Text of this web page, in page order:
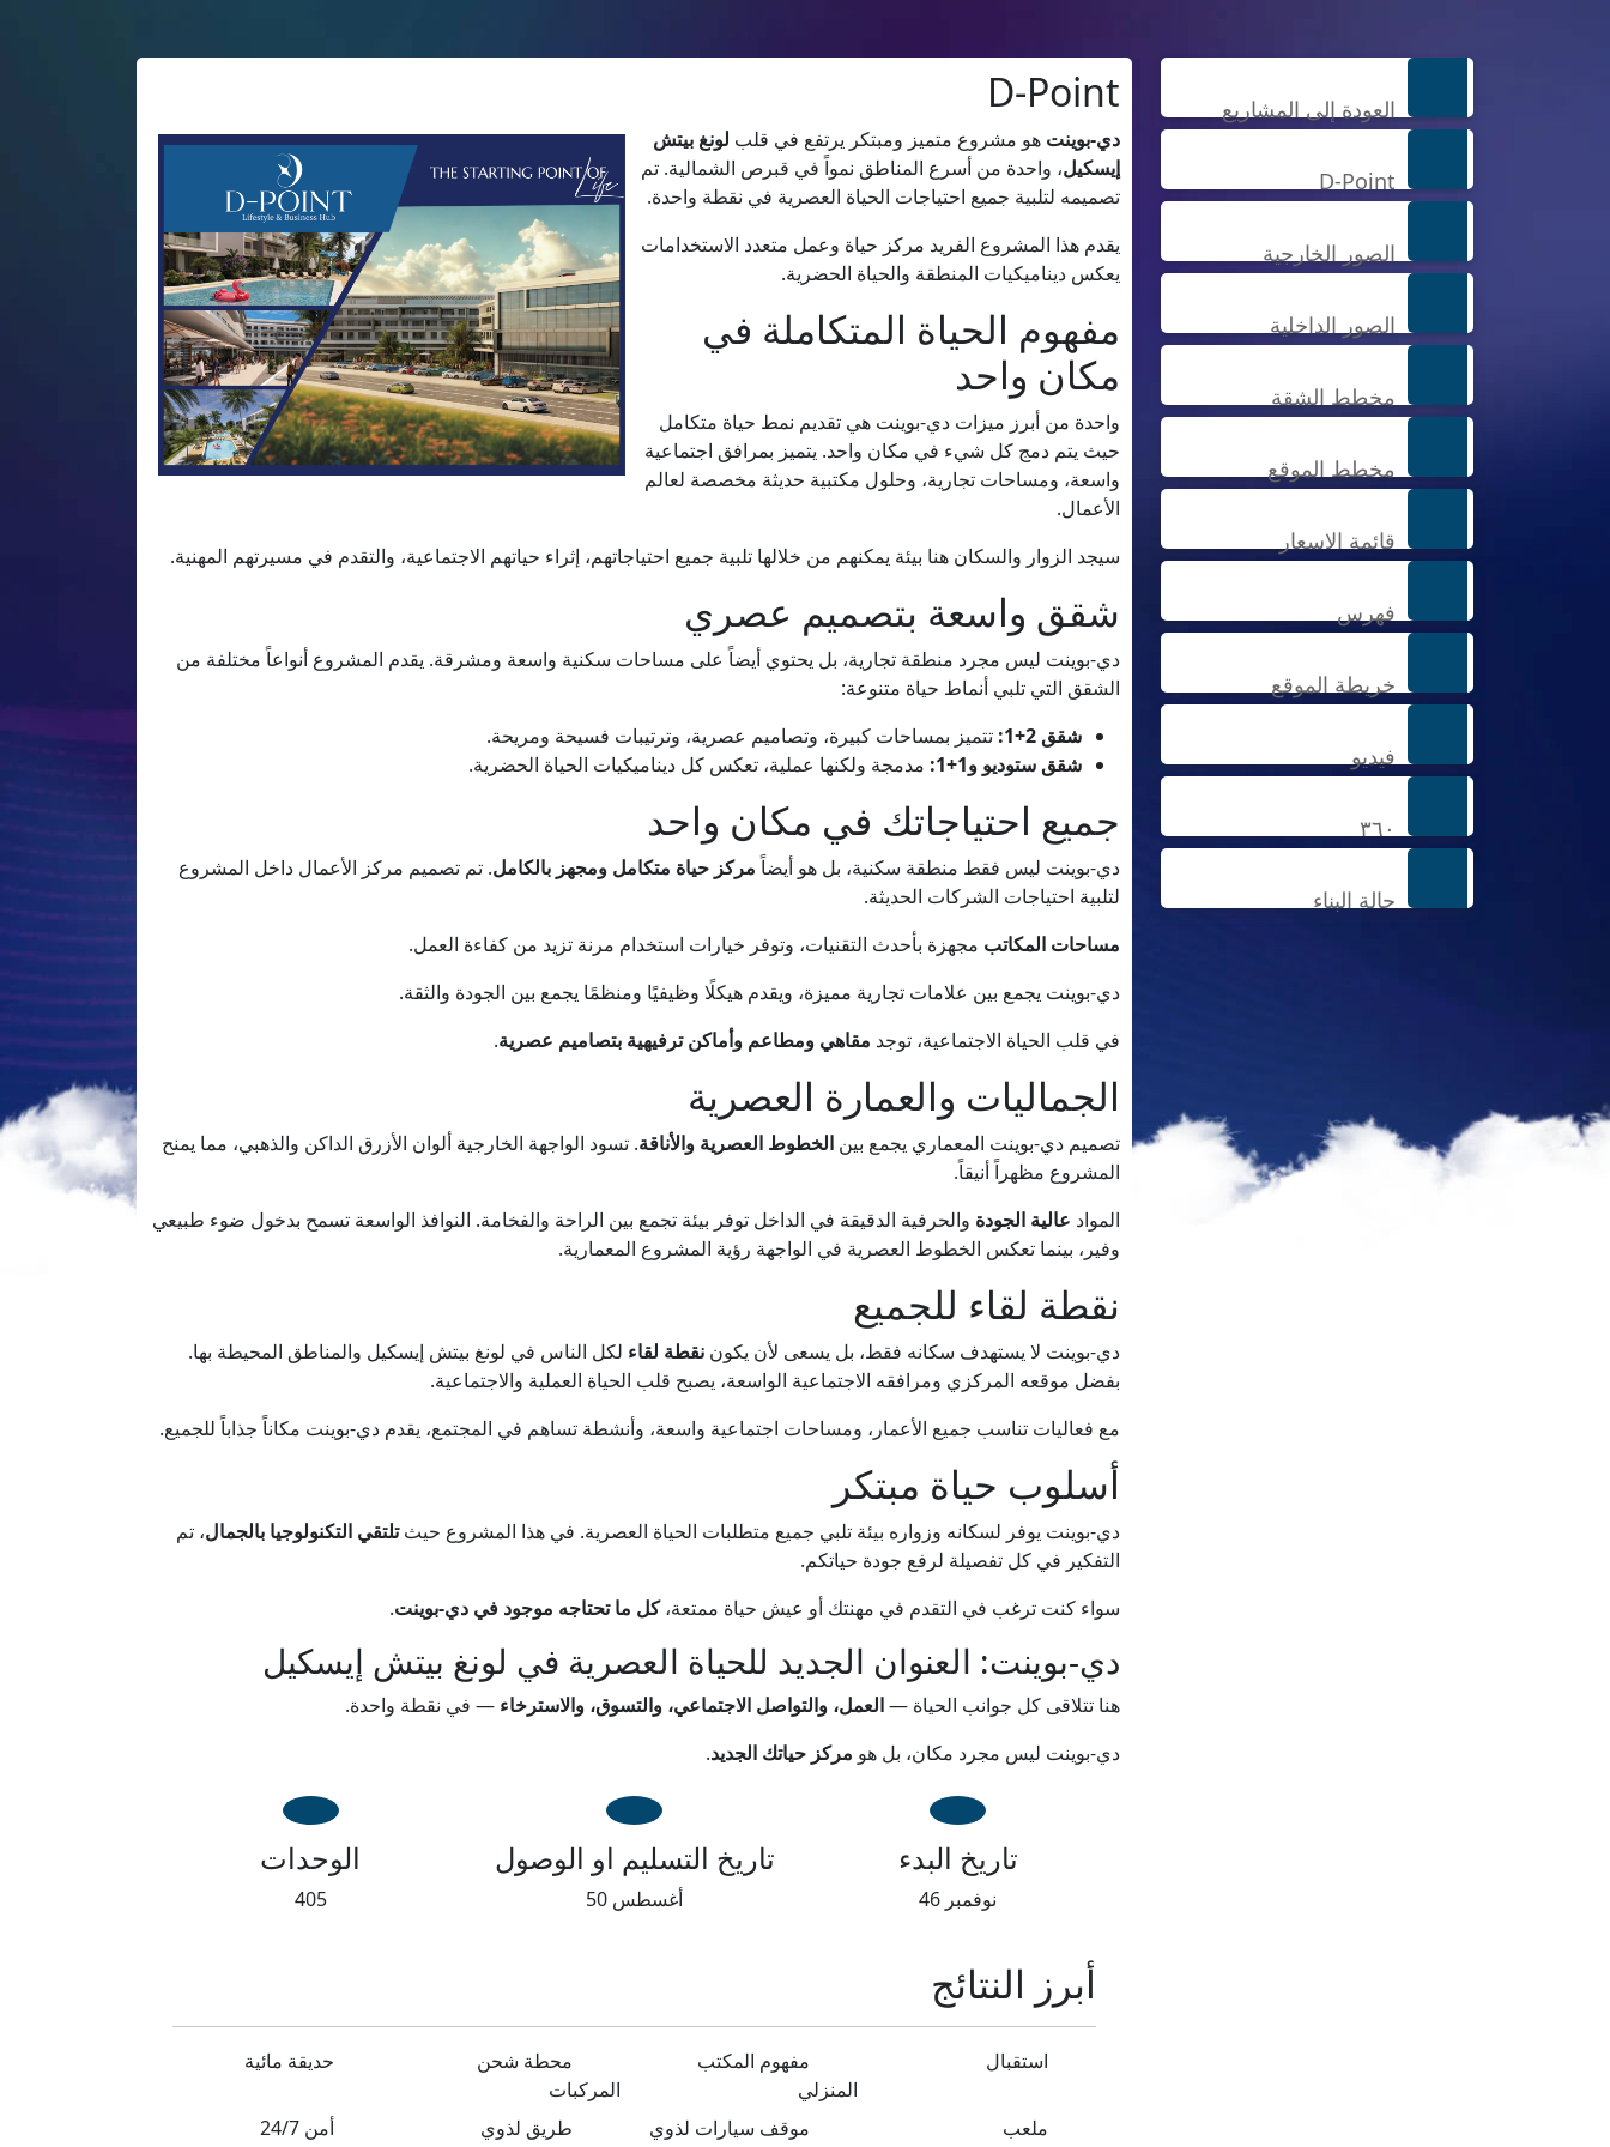
العودة إلى المشاريع
الصور الخارجية
الصور الداخلية
مخطط الشقة
مخطط الموقع
قائمة الاسعار
فهرس
خريطة الموقع
فيديو
حالة البناء
D-Point
دي-بوينت هو مشروع متميز ومبتكر يرتفع في قلب لونغ بيتش
إيسكيل، واحدة من أسرع المناطق نمواً في قبرص الشمالية. تم
تصميمه لتلبية جميع احتياجات الحياة العصرية في نقطة واحدة.
يقدم هذا المشروع الفريد مركز حياة وعمل متعدد الاستخدامات
يعكس ديناميكيات المنطقة والحياة الحضرية.
مفهوم الحياة المتكاملة في
مكان واحد
واحدة من أبرز ميزات دي-بوينت هي تقديم نمط حياة متكامل
حيث يتم دمج كل شيء في مكان واحد. يتميز بمرافق اجتماعية
واسعة، ومساحات تجارية، وحلول مكتبية حديثة مخصصة لعالم
الأعمال.
سيجد الزوار والسكان هنا بيئة يمكنهم من خلالها تلبية جميع احتياجاتهم، إثراء حياتهم الاجتماعية، والتقدم في مسيرتهم المهنية.
شقق واسعة بتصميم عصري
دي-بوينت ليس مجرد منطقة تجارية، بل يحتوي أيضاً على مساحات سكنية واسعة ومشرقة. يقدم المشروع أنواعاً مختلفة من
الشقق التي تلبي أنماط حياة متنوعة:
شقق 2+1:
تتميز بمساحات كبيرة، وتصاميم عصرية، وترتيبات فسيحة ومريحة.
شقق ستوديو و1+1:
مدمجة ولكنها عملية، تعكس كل ديناميكيات الحياة الحضرية.
جميع احتياجاتك في مكان واحد
دي-بوينت ليس فقط منطقة سكنية، بل هو أيضاًمركز حياة متكامل ومجهز بالكامل. تم تصميم مركز الأعمال داخل المشروع
لتلبية احتياجات الشركات الحديثة.
مساحات المكاتب مجهزة بأحدث التقنيات، وتوفر خيارات استخدام مرنة تزيد من كفاءة العمل.
دي-بوينت يجمع بين علامات تجارية مميزة، ويقدم هيكلًا وظيفيًا ومنظمًا يجمع بين الجودة والثقة.
في قلب الحياة الاجتماعية، توجد مقاهي ومطاعم وأماكن ترفيهية بتصاميم عصرية.
الجماليات والعمارة العصرية
تصميم دي-بوينت المعماري يجمع بين الخطوط العصرية والأناقة. تسود الواجهة الخارجية ألوان الأزرق الداكن والذهبي، مما يمنح
المشروع مظهراً أنيقاً.
المواد عالية الجودة والحرفية الدقيقة في الداخل توفر بيئة تجمع بين الراحة والفخامة. النوافذ الواسعة تسمح بدخول ضوء طبيعي
وفير، بينما تعكس الخطوط العصرية في الواجهة رؤية المشروع المعمارية.
نقطة لقاء للجميع
دي-بوينت لا يستهدف سكانه فقط، بل يسعى لأن يكون نقطة لقاء لكل الناس في لونغ بيتش إيسكيل والمناطق المحيطة بها.
بفضل موقعه المركزي ومرافقه الاجتماعية الواسعة، يصبح قلب الحياة العملية والاجتماعية.
مع فعاليات تناسب جميع الأعمار، ومساحات اجتماعية واسعة، وأنشطة تساهم في المجتمع، يقدم دي-بوينت مكاناً جذاباً للجميع.
أسلوب حياة مبتكر
دي-بوينت يوفر لسكانه وزواره بيئة تلبي جميع متطلبات الحياة العصرية. في هذا المشروع حيثتلتقي التكنولوجيا بالجمال، تم
التفكير في كل تفصيلة لرفع جودة حياتكم.
سواء كنت ترغب في التقدم في مهنتك أو عيش حياة ممتعة،كل ما تحتاجه موجود في دي-بوينت.
دي-بوينت: العنوان الجديد للحياة العصرية في لونغ بيتش إيسكيل
هنا تتلاقى كل جوانب الحياة —العمل، والتواصل الاجتماعي، والتسوق، والاسترخاء — في نقطة واحدة.
دي-بوينت ليس مجرد مكان، بل هو مركز حياتك الجديد.
تاريخ البدء
نوفمبر 46
تاريخ التسليم او الوصول
أغسطس 50
الوحدات
405
أبرز النتائج
استقبال
مفهوم المكتب
المنزلي
محطة شحن
المركبات
حديقة مائية
ملعب
موقف سيارات لذوي
طريق لذوي
أمن 24/7